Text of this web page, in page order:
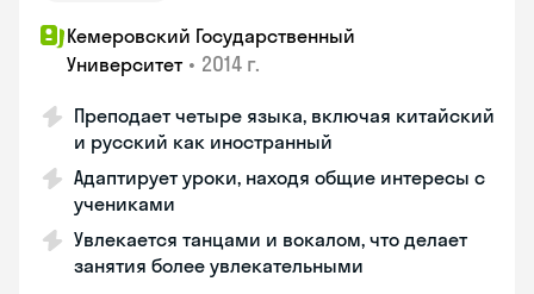
Кемеровский Государственный
Университет • 2014 г.
Преподает четыре языка, включая китайский
и русский как иностранный
Адаптирует уроки, находя общие интересы с
учениками
Увлекается танцами и вокалом, что делает
занятия более увлекательными